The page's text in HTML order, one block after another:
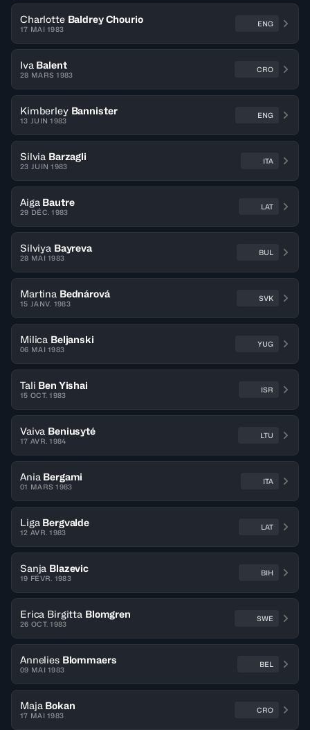
Charlotte Baldrey Chourio
17 MAI 1983
ENG
Iva Balent
28 MARS 1983
CRO
Kimberley Bannister
13 JUIN 1983
ENG
Silvia Barzagli
23 JUIN 1983
ITA
Aiga Bautre
29 DÉC. 1983
LAT
Silviya Bayreva
28 MAI 1983
BUL
Martina Bednárová
15 JANV. 1983
SVK
Milica Beljanski
06 MAI 1983
YUG
Tali Ben Yishai
15 OCT. 1983
ISR
Vaiva Beniusyté
17 AVR. 1984
LTU
Ania Bergami
01 MARS 1983
ITA
Liga Bergvalde
12 AVR. 1983
LAT
Sanja Blazevic
19 FÉVR. 1983
BIH
Erica Birgitta Blomgren
26 OCT. 1983
SWE
Annelies Blommaers
09 MAI 1983
BEL
Maja Bokan
17 MAI 1983
CRO